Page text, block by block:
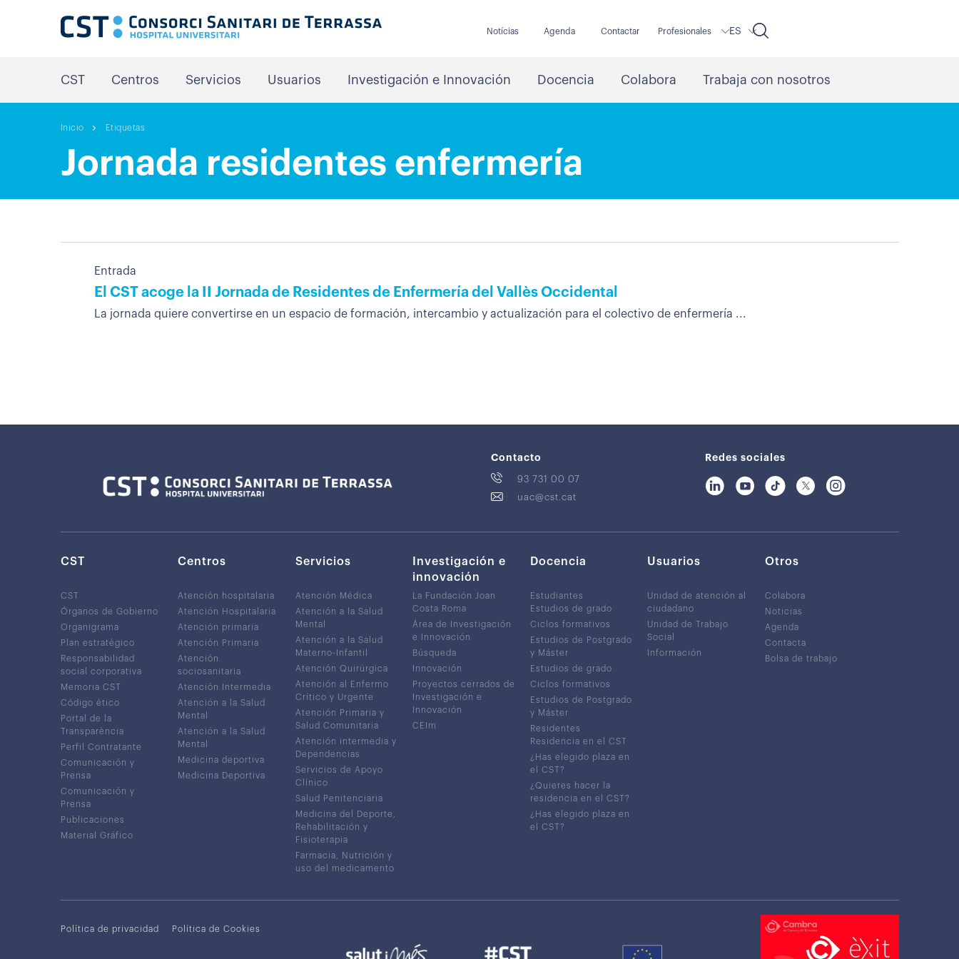
Notícias Agenda Contactar Profesionales ES
CST Centros Servicios Usuarios Investigación e Innovación Docencia Colabora Trabaja con nosotros
Inicio Etiquetas
Jornada residentes enfermería
Entrada
El CST acoge la II Jornada de Residentes de Enfermería del Vallès Occidental
La jornada quiere convertirse en un espacio de formación, intercambio y actualización para el colectivo de enfermería ...
Contacto
93 731 00 07
uac@cst.cat
Redes sociales
CST
CST
Órganos de Gobierno
Organigrama
Plan estratégico
Responsabilidad
social corporativa
Memoria CST
Código ético
Portal de la
Transparència
Perfil Contratante
Comunicación y
Prensa
Comunicación y
Prensa
Publicaciones
Material Gráfico
Centros
Atención hospitalaria
Atención Hospitalaria
Atención primaria
Atención Primaria
Atención
sociosanitaria
Atención Intermedia
Atención a la Salud
Mental
Atención a la Salud
Mental
Medicina deportiva
Medicina Deportiva
Servicios
Atención Médica
Atención a la Salud
Mental
Atención a la Salud
Materno-Infantil
Atención Quirúrgica
Atención al Enfermo
Crítico y Urgente
Atención Primaria y
Salud Comunitaria
Atención intermedia y
Dependencias
Servicios de Apoyo
Clínico
Salud Penitenciaria
Medicina del Deporte,
Rehabilitación y
Fisioterapia
Farmacia, Nutrición y
uso del medicamento
Investigación e
innovación
La Fundación Joan
Costa Roma
Área de Investigación
e Innovación
Búsqueda
Innovación
Proyectos cerrados de
Investigación e
Innovación
CEIm
Docencia
Estudiantes
Estudios de grado
Ciclos formativos
Estudios de Postgrado
y Máster
Estudios de grado
Ciclos formativos
Estudios de Postgrado
y Máster
Residentes
Residencia en el CST
¿Has elegido plaza en
el CST?
¿Quieres hacer la
residencia en el CST?
¿Has elegido plaza en
el CST?
Usuarios
Unidad de atención al
ciudadano
Unidad de Trabajo
Social
Información
Otros
Colabora
Noticias
Agenda
Contacta
Bolsa de trabajo
Política de privacidad Política de Cookies